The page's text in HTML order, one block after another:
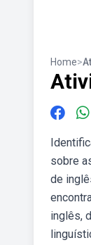
Home>
sobre
de
inglês,